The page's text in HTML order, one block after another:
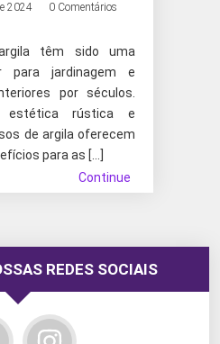
2024
0 Comentários
têm sido uma
para jardinagem e
por séculos.
rústica e
de argila oferecem
para as […]
Continue
REDES SOCIAIS